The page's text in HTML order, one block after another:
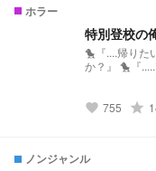
ホラー
特別登校の
🐤『....帰りたいっ、、です
か？』 🐤『.....ﾌﾙﾌﾙｯ（横）』 先生『りょーかいっ 頑張ったな
で........ 表紙書いてくれる人募集中 ⥤最新チャプター閲覧100で
favorite 755 grade
ノンジャンル